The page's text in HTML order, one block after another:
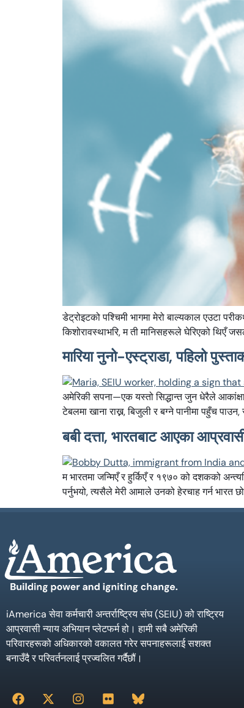
डेट्रोइटको पश्चिमी भागमा मेरो बाल्यकाल एउटा
किशोरावस्थाभरि, म ती मानिसहरूले घेरिएको थिएँ
मारिया नुनो-एस्ट्राडा, पहिलो
अमेरिकी सपना—एक यस्तो सिद्धान्त जुन धेरैले आकांक्षा
टेबलमा खाना राख्न, बिजुली र बग्ने पानीमा पहुँच
बबी दत्ता, भारतबाट आएका
म भारतमा जन्मिएँ र हुर्किएँ र १९७० को दशकको
पर्नुभयो, त्यसैले मेरी आमाले उनको हेरचाह गर्न भारत
iAmerica सेवा कर्मचारी अन्तर्राष्ट्रिय संघ (SEIU) को राष्ट्रिय
आप्रवासी न्याय अभियान प्लेटफर्म हो। हामी सबै अमेरिकी
परिवारहरूको अधिकारको वकालत गरेर सपनाहरूलाई सशक्त
बनाउँदै र परिवर्तनलाई प्रज्वलित गर्दैछौं।